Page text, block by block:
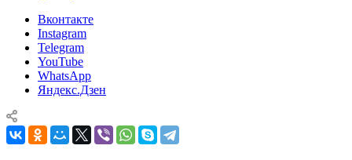
Вконтакте
Instagram
Telegram
YouTube
WhatsApp
Яндекс.Дзен